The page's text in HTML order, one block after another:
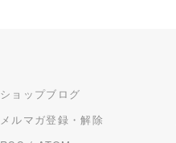
ショップブログ
メルマガ登録・解除